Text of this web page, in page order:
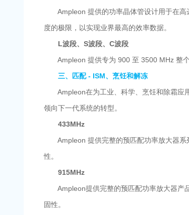
Ampleon 提供的功率晶体管设计用于在高
度的极限，以实现业界最高的效率数据。
L波段、S波段、C波段
Ampleon 提供专为 900 至 3500 MHz 整个
三、匹配 - ISM、烹饪和解冻
Ampleon在为工业、科学、烹饪和除霜应用
领向下一代系统的转型。
433MHz
Ampleon 提供完整的预匹配功率放大器系
性。
915MHz
Ampleon提供完整的预匹配功率放大器产品
固性。